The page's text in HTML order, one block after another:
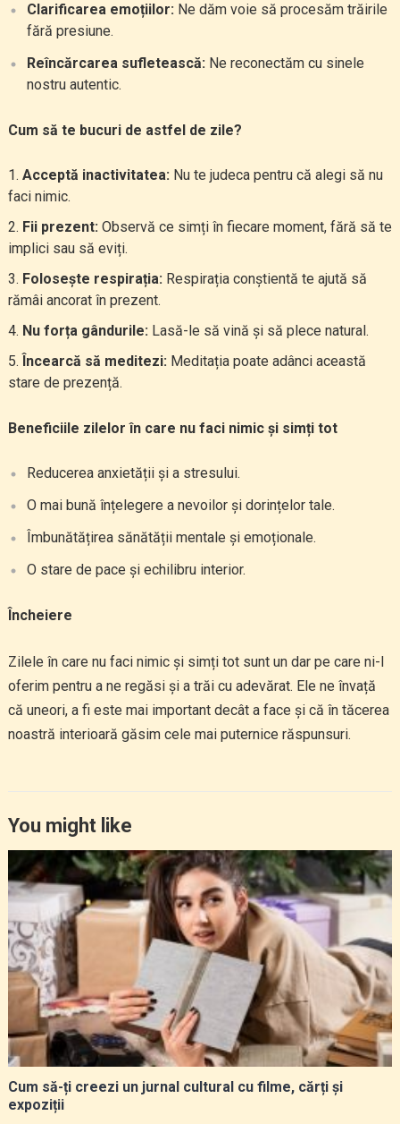
Clarificarea emoțiilor: Ne dăm voie să procesăm trăirile
fără presiune.
Reîncărcarea sufletească: Ne reconectăm cu sinele
nostru autentic.
Cum să te bucuri de astfel de zile?
Acceptă inactivitatea: Nu te judeca pentru că alegi să nu
faci nimic.
Fii prezent: Observă ce simți în fiecare moment, fără să te
implici sau să eviți.
Folosește respirația: Respirația conștientă te ajută să
rămâi ancorat în prezent.
Nu forța gândurile: Lasă-le să vină și să plece natural.
Încearcă să meditezi: Meditația poate adânci această
stare de prezență.
Beneficiile zilelor în care nu faci nimic și simți tot
Reducerea anxietății și a stresului.
O mai bună înțelegere a nevoilor și dorințelor tale.
Îmbunătățirea sănătății mentale și emoționale.
O stare de pace și echilibru interior.
Încheiere
Zilele în care nu faci nimic și simți tot sunt un dar pe care ni-l
oferim pentru a ne regăsi și a trăi cu adevărat. Ele ne învață
că uneori, a fi este mai important decât a face și că în tăcerea
noastră interioară găsim cele mai puternice răspunsuri.
You might like
Cum să-ți creezi un jurnal cultural cu filme, cărți și
expoziții